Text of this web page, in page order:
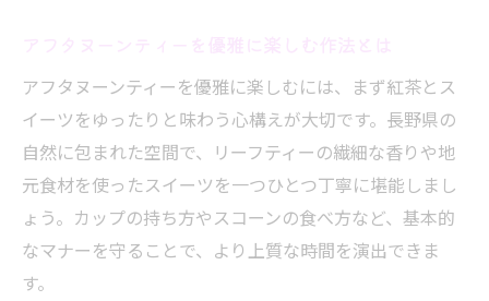
アフタヌーンティーを優雅に楽しむには、まず紅茶とス
イーツをゆったりと味わう心構えが大切です。長野県の
自然に包まれた空間で、リーフティーの繊細な香りや地
元食材を使ったスイーツを一つひとつ丁寧に堪能しまし
ょう。カップの持ち方やスコーンの食べ方など、基本的
なマナーを守ることで、より上質な時間を演出できま
す。